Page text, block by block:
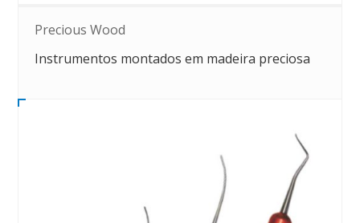
Precious Wood
Instrumentos montados em madeira preciosa